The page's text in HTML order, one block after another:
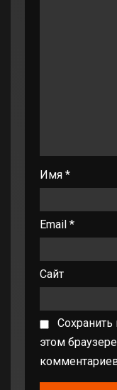
Имя *
Email *
Сайт
Сохранить
этом